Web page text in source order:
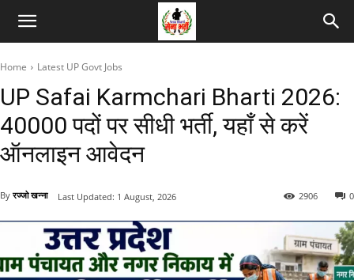
Home Latest UP Govt Jobs
UP Safai Karmchari Bharti 2026:
40000 पदों पर सीधी भर्ती, यहाँ से करें
ऑनलाइन आवेदन
By रज्जो खन्ना 0
2906
Last Updated: 1 August, 2026